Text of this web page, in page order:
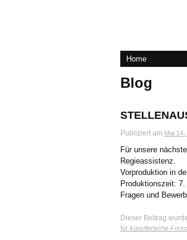
Home
Blog
Publiziert am Mai 14,
Für unsere
Regieassistenz.
Vorproduktion in
Produktionszeit:
Fragen und
Dieser Beitrag
für künstlerische